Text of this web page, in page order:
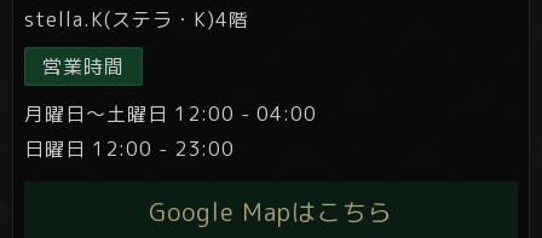
stella.K(ステラ・K)4階
営業時間
月曜日～土曜日 12:00 - 04:00
日曜日 12:00 - 23:00
Google Mapはこちら